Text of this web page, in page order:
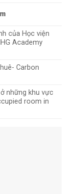
của Học viện
Academy
Carbon
những khu vực
room in